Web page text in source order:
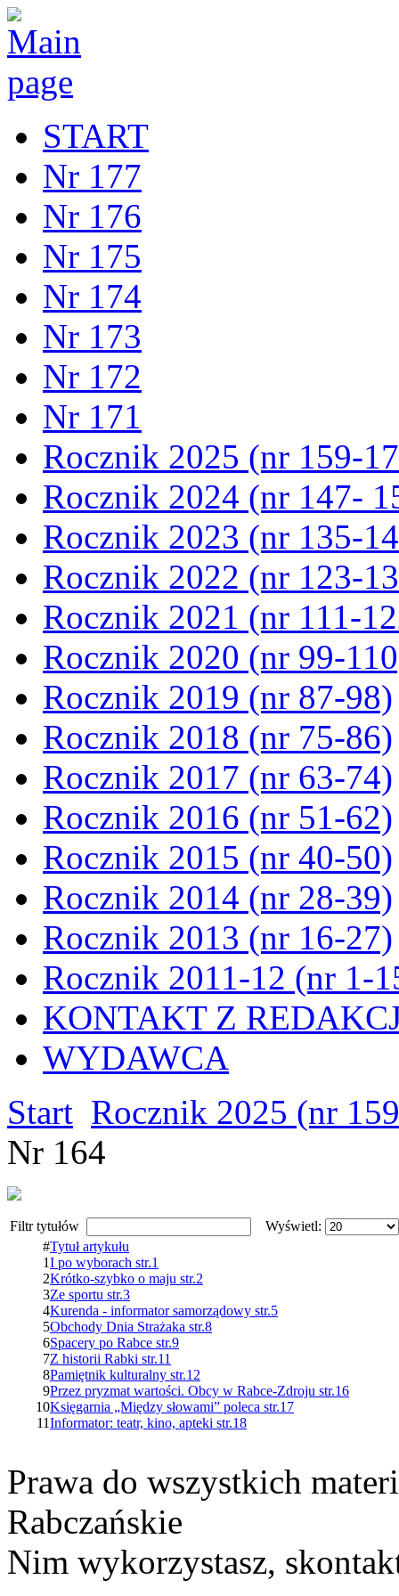
START
Nr 177
Nr 176
Nr 175
Nr 174
Nr 173
Nr 172
Nr 171
Rocznik 2025 (nr 159-
Rocznik 2024 (nr 147-
Rocznik 2023 (nr 135-
Rocznik 2022 (nr 123-
Rocznik 2021 (nr 111-
Rocznik 2020 (nr 99-
Rocznik 2019 (nr 87-98)
Rocznik 2018 (nr 75-86)
Rocznik 2017 (nr 63-74)
Rocznik 2016 (nr 51-62)
Rocznik 2015 (nr 40-50)
Rocznik 2014 (nr 28-39)
Rocznik 2013 (nr 16-27)
Rocznik 2011-12 (nr 1-
KONTAKT Z
WYDAWCA
Start Rocznik 2025 (nr
Nr 164
Filtr tytułów
Wyświetl:
#Tytuł artykułu
1I po wyborach str.1
2Krótko-szybko o maju str.2
3Ze sportu str.3
4Kurenda - informator samorządowy str.5
5Obchody Dnia Strażaka str.8
6Spacery po Rabce str.9
7Z historii Rabki str.11
8Pamiętnik kulturalny str.12
9Przez pryzmat wartości. Obcy w Rabce-Zdroju str.16
10Księgarnia „Między słowami” poleca str.17
11Informator: teatr, kino, apteki str.18
Prawa do wszystkich
Rabczańskie
Nim wykorzystasz,